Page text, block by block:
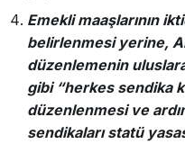
Emekli maaşlarının
belirlenmesi yerine,
düzenlemenin
gibi “herkes sendika
düzenlenmesi ve
sendikaları statü